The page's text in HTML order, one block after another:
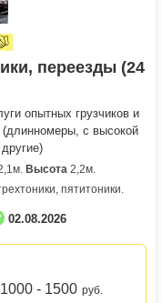
переезды (24
опытных грузчиков и
с высокой
Высота2,2м.
пятитоники.
02.08.2026
1000 - 1500 руб.